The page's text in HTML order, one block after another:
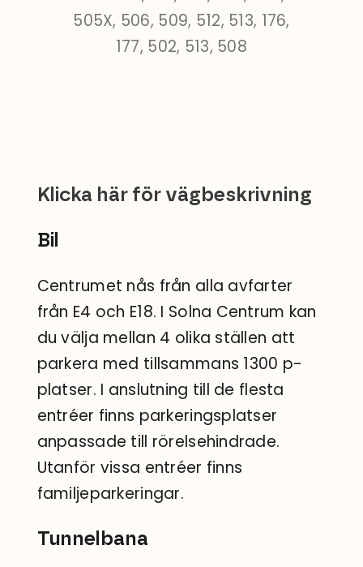
505X, 506, 509, 512, 513, 176,
177, 502, 513, 508
Klicka här för vägbeskrivning
Bil
Centrumet nås från alla avfarter
från E4 och E18. I Solna Centrum kan
du välja mellan 4 olika ställen att
parkera med tillsammans 1300 p-
platser. I anslutning till de flesta
entréer finns parkeringsplatser
anpassade till rörelsehindrade.
Utanför vissa entréer finns
familjeparkeringar.
Tunnelbana